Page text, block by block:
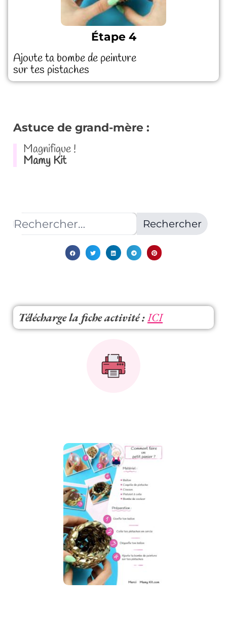
Étape 4
Ajoute ta bombe de peinture
sur tes pistaches
Astuce de grand-mère :
Magnifique !
Mamy Kit
Télécharge la fiche activité :ICI